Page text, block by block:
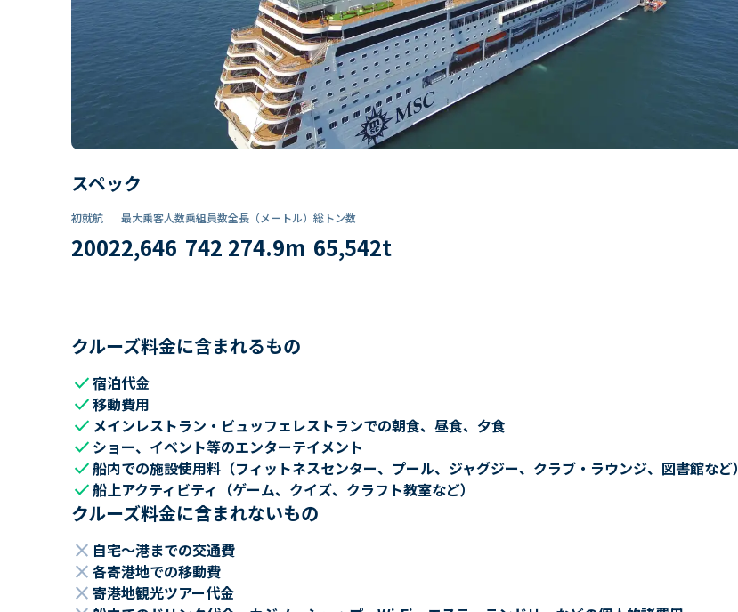
スペック
初就航
2002
最大乗客人数
2,646
乗組員数​
742
全長（メートル）
274.9m
総トン数​
65,542t
クルーズ料金に含まれるもの
check宿泊代金
check移動費用
check メインレストラン・ビュッフェレストランでの朝食、昼食、夕食
check ショー、イベント等のエンターテイメント
check船内での施設使用料（フィットネスセンター、プール、ジャグジー、クラブ・ラウンジ、図書館など）
check船上アクティビティ（ゲーム、クイズ、クラフト教室など）
クルーズ料金に含まれないもの
close 自宅～港までの交通費
close 各寄港地での移動費
close 寄港地観光ツアー代金